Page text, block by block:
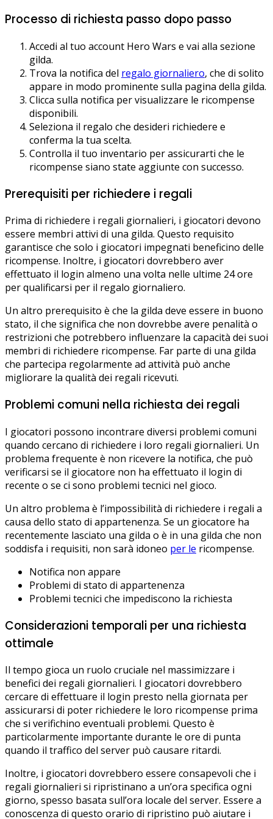
Processo di richiesta passo dopo passo
Accedi al tuo account Hero Wars e vai alla sezione
gilda.
Trova la notifica del regalo giornaliero, che di solito
appare in modo prominente sulla pagina della gilda.
Clicca sulla notifica per visualizzare le ricompense
disponibili.
Seleziona il regalo che desideri richiedere e
conferma la tua scelta.
Controlla il tuo inventario per assicurarti che le
ricompense siano state aggiunte con successo.
Prerequisiti per richiedere i regali
Prima di richiedere i regali giornalieri, i giocatori devono
essere membri attivi di una gilda. Questo requisito
garantisce che solo i giocatori impegnati beneficino delle
ricompense. Inoltre, i giocatori dovrebbero aver
effettuato il login almeno una volta nelle ultime 24 ore
per qualificarsi per il regalo giornaliero.
Un altro prerequisito è che la gilda deve essere in buono
stato, il che significa che non dovrebbe avere penalità o
restrizioni che potrebbero influenzare la capacità dei suoi
membri di richiedere ricompense. Far parte di una gilda
che partecipa regolarmente ad attività può anche
migliorare la qualità dei regali ricevuti.
Problemi comuni nella richiesta dei regali
I giocatori possono incontrare diversi problemi comuni
quando cercano di richiedere i loro regali giornalieri. Un
problema frequente è non ricevere la notifica, che può
verificarsi se il giocatore non ha effettuato il login di
recente o se ci sono problemi tecnici nel gioco.
Un altro problema è l’impossibilità di richiedere i regali a
causa dello stato di appartenenza. Se un giocatore ha
recentemente lasciato una gilda o è in una gilda che non
soddisfa i requisiti, non sarà idoneo per le ricompense.
Notifica non appare
Problemi di stato di appartenenza
Problemi tecnici che impediscono la richiesta
Considerazioni temporali per una richiesta
ottimale
Il tempo gioca un ruolo cruciale nel massimizzare i
benefici dei regali giornalieri. I giocatori dovrebbero
cercare di effettuare il login presto nella giornata per
assicurarsi di poter richiedere le loro ricompense prima
che si verifichino eventuali problemi. Questo è
particolarmente importante durante le ore di punta
quando il traffico del server può causare ritardi.
Inoltre, i giocatori dovrebbero essere consapevoli che i
regali giornalieri si ripristinano a un’ora specifica ogni
giorno, spesso basata sull’ora locale del server. Essere a
conoscenza di questo orario di ripristino può aiutare i